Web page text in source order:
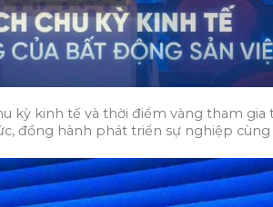
kỳ kinh tế và thời điểm vàng tham
đồng hành phát triển sự nghiệp